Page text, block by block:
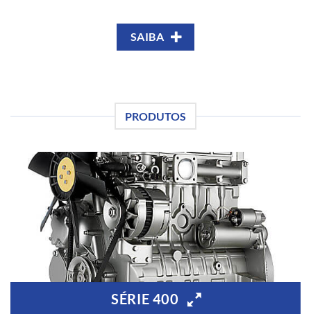
SAIBA
PRODUTOS
SÉRIE 400